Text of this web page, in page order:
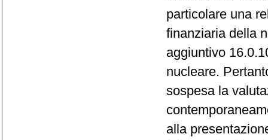
particolare una
finanziaria della
aggiuntivo
nucleare.
sospesa la
alla